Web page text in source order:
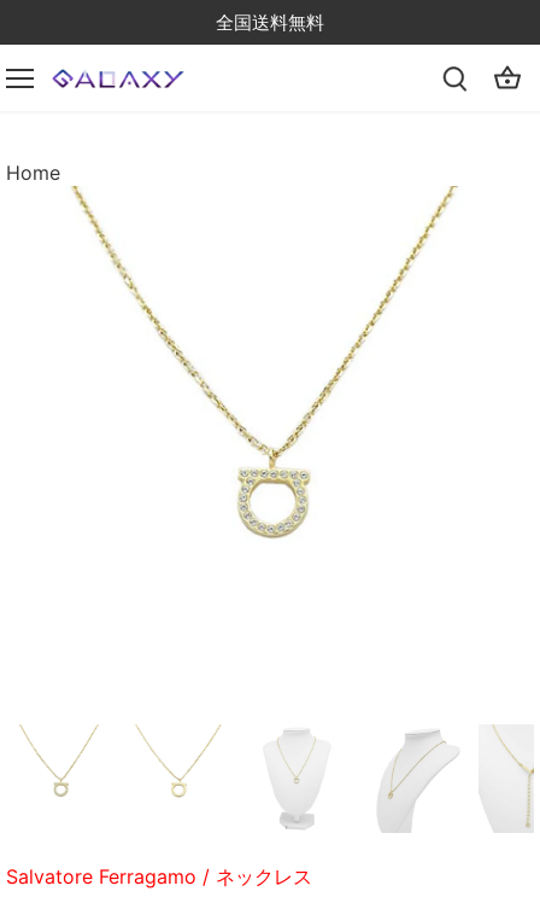
to
content
全国送料無料
Home
Salvatore Ferragamo / ネックレス